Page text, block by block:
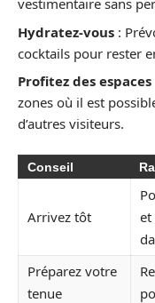
vestimentaire sans
Hydratez-vous :
cocktails pour rester
Profitez des espaces
zones où il est
d’autres visiteurs.
Conseil
Arrivez tôt
et
Préparez votre
tenue